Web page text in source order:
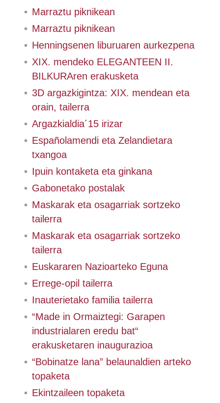
Marraztu piknikean
Marraztu piknikean
Henningsenen liburuaren aurkezpena
XIX. mendeko ELEGANTEEN II.
BILKURAren erakusketa
3D argazkigintza: XIX. mendean eta
orain, tailerra
Argazkialdia´15 irizar
Españolamendi eta Zelandietara
txangoa
Ipuin kontaketa eta ginkana
Gabonetako postalak
Maskarak eta osagarriak sortzeko
tailerra
Maskarak eta osagarriak sortzeko
tailerra
Euskararen Nazioarteko Eguna
Errege-opil tailerra
Inauterietako familia tailerra
“Made in Ormaiztegi: Garapen
industrialaren eredu bat“
erakusketaren inaugurazioa
“Bobinatze lana” belaunaldien arteko
topaketa
Ekintzaileen topaketa